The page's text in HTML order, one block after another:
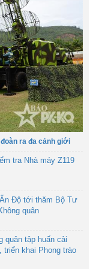
ra đa cảnh giới
tra Nhà máy Z119
Độ tới thăm Bộ Tư
quân
quân tập huấn cải
triển khai Phong trào